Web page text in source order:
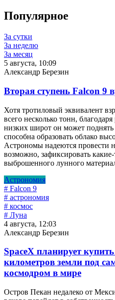
Популярное
За сутки
За неделю
За месяц
5 августа, 10:09
Александр Березин
Вторая ступень Falcon 9
Хотя тротиловый эквивалент
всего несколько тонн,
низких широт он может
способна образовать облако
Астрономы надеются провести
возможно, зафиксировать
выброшенного лунного
Астрономия
# Falcon 9
# астрономия
# космос
# Луна
4 августа, 12:03
Александр Березин
SpaceX планирует
километров земли под
космодром в мире
Остров Пекан недалеко от